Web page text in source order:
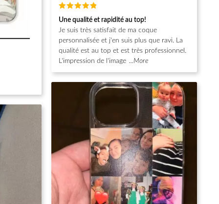
Note
sur 5
Une qualité et rapidité au top!
Je suis très satisfait de ma coque
personnalisée et j'en suis plus que ravi. La
qualité est au top et est très professionnel.
L'impression de l'image ...More